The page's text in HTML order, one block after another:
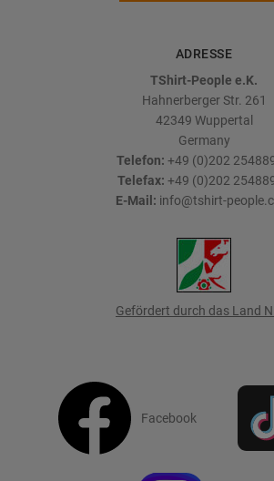
ADRESSE
TShirt-People e.K.
Hahnerberger Str. 261
42349 Wuppertal
Germany
Telefon: +49 (0)202
Telefax: +49 (0)202
E-Mail: info@tshirt-
Gefördert durch das Land
Facebook